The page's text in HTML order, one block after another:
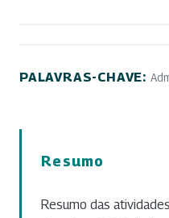
PALAVRAS-CHAVE:
Resumo
Resumo das